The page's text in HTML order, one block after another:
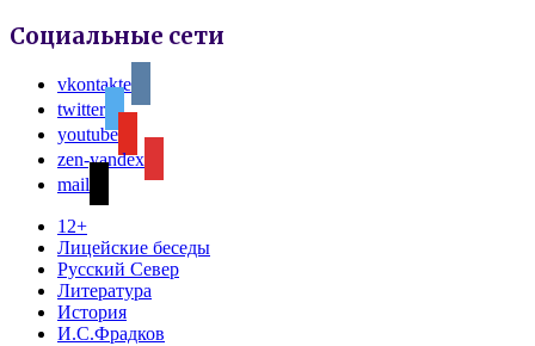
Социальные сети
vkontakte
twitter
youtube
zen-yandex
mail
12+
Лицейские беседы
Русский Север
Литература
История
И.С.Фрадков